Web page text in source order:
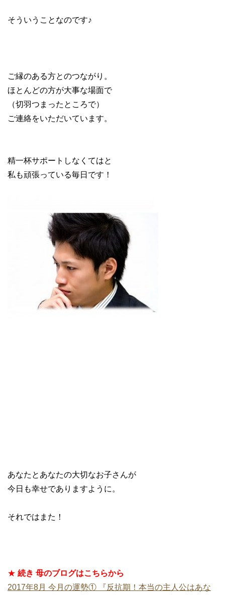
そういうことなのです♪
ご縁のある方とのつながり。
ほとんどの方が大事な場面で
（切羽つまったところで）
ご連絡をいただいています。
精一杯サポートしなくてはと
私も頑張っている毎日です！
あなたとあなたの大切なお子さんが
今日も幸せでありますように。
それではまた！
★ 続き 母のブログはこちらから
2017年8月 今月の運勢① 『反抗期！本当の主人公はあな